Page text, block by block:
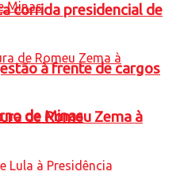
à frente de cargos
de Minas
corrida presidencial de
de Romeu Zema à